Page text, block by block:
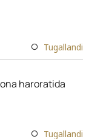
Tugallandi
haroratida
Tugallandi